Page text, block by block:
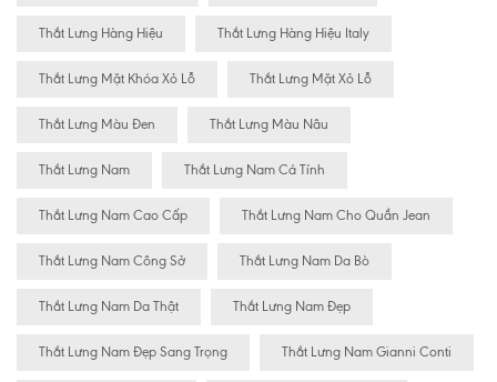
Thắt Lưng Hàng Hiệu Thắt Lưng Hàng Hiệu Italy
Thắt Lưng Mặt Khóa Xỏ Lỗ Thắt Lưng Mặt Xỏ Lỗ
Thắt Lưng Màu Đen Thắt Lưng Màu Nâu
Thắt Lưng Nam Thắt Lưng Nam Cá Tính
Thắt Lưng Nam Cao Cấp Thắt Lưng Nam Cho Quần Jean
Thắt Lưng Nam Công Sở Thắt Lưng Nam Da Bò
Thắt Lưng Nam Da Thật Thắt Lưng Nam Đẹp
Thắt Lưng Nam Đẹp Sang Trọng Thắt Lưng Nam Gianni Conti